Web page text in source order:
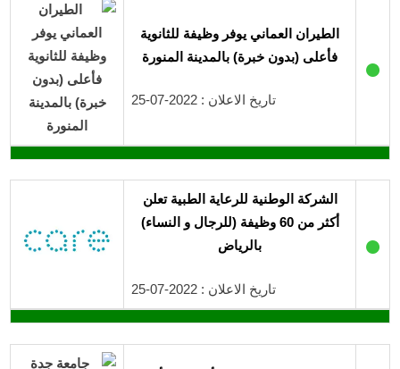
●
الطيران العماني يوفر وظيفة للثانوية
فأعلى (بدون خبرة) بالمدينة المنورة
تاريخ الاعلان : 2022-07-25
●
الشركة الوطنية للرعاية الطبية تعلن
أكثر من 60 وظيفة (للرجال و النساء)
بالرياض
تاريخ الاعلان : 2022-07-25